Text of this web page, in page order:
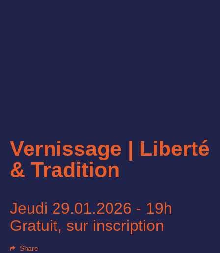
Vernissage | Liberté
& Tradition
Jeudi 29.01.2026 - 19h
Gratuit, sur inscription
Share